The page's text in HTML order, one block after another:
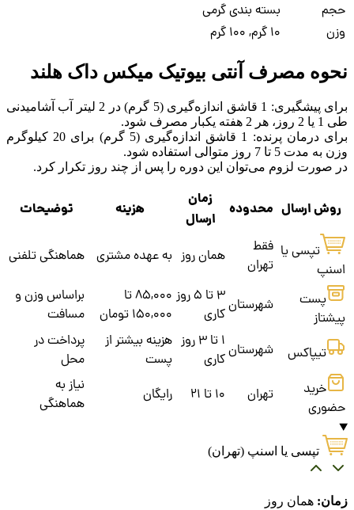
حجم
بسته بندی گرمی
وزن
10 گرم, 100 گرم
نحوه مصرف آنتی بیوتیک میکس داک هلند
برای پیشگیری: 1 قاشق اندازه‌گیری (5 گرم) در 2 لیتر آب آشامیدنی
طی 1 یا 2 روز، هر 2 هفته یکبار مصرف شود.
برای درمان پرنده: 1 قاشق اندازه‌گیری (5 گرم) برای 20 کیلوگرم
وزن به مدت 5 تا 7 روز متوالی استفاده شود.
در صورت لزوم می‌توان این دوره را پس از چند روز تکرار کرد.
روش ارسال محدوده
زمان
ارسال
هزینه توضیحات
تپسی یا
اسنپ
فقط
تهران
همان روز به عهده مشتری هماهنگی تلفنی
پست
پیشتاز
شهرستان
3 تا 5 روز
کاری
85,000 تا
150,000 تومان
براساس وزن و
مسافت
تیپاکس شهرستان
1 تا 3 روز
کاری
هزینه بیشتر از
پست
پرداخت در
محل
خرید
حضوری
تهران 10 تا 21 رایگان
نیاز به
هماهنگی
تپسی یا اسنپ (تهران)
زمان: همان روز